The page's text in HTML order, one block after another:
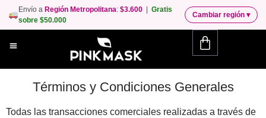
Envío a Región Metropolitana:$3.600 |Gratis
sobre $50.000
Cambiar región ▾
Términos y Condiciones Generales
Todas las transacciones comerciales realizadas a través de